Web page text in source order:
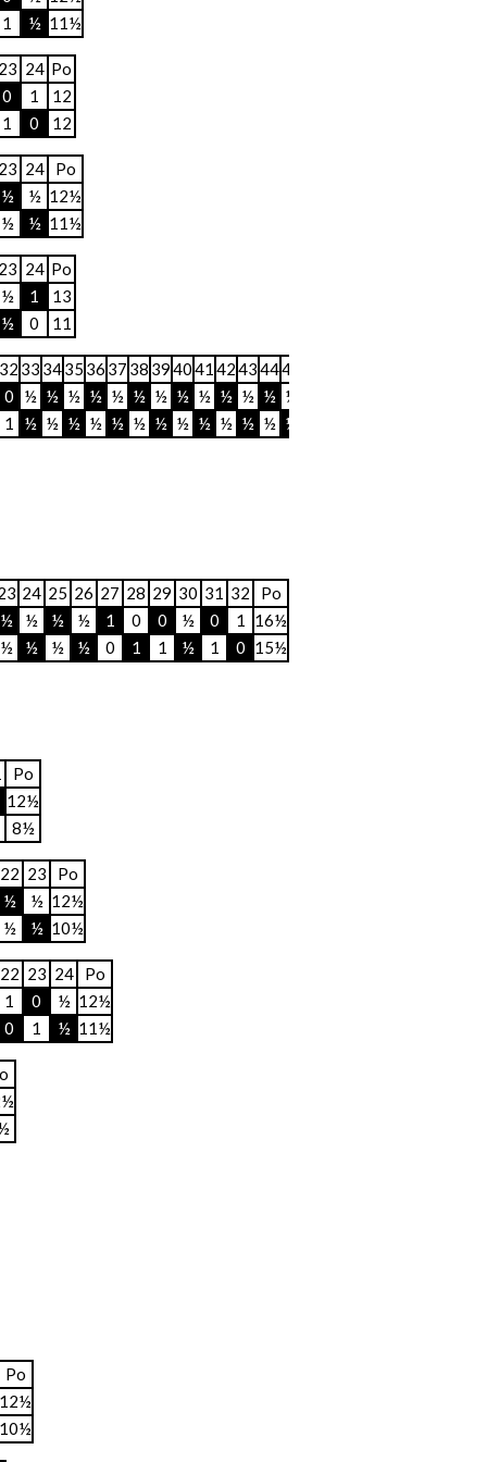
1 ½ 11½
23 24 Po
0 1
12
1 0 12
23 24
Po
½ ½ 12½
½ ½ 11½
23 24 Po
½ 1
13
½ 0 11
32 33 3435 36 37 38 394041 42434445
0 ½ ½ ½ ½ ½ ½ ½ ½ ½ ½ ½ ½ ½
1 ½ ½ ½ ½ ½ ½ ½ ½ ½ ½ ½ ½ ½
24 25 26 27 28 29 30 31 32
Po
½ ½ ½ ½ 1 0 0 ½ 0 1
16½
½ ½ ½ ½ 0 1 1 ½ 1 0 15½
Po
12½
8½
22 23
Po
½ ½ 12½
½ ½ 10½
22 23 24
Po
1 0 ½ 12½
0 1 ½ 11½
Po
12½
10½